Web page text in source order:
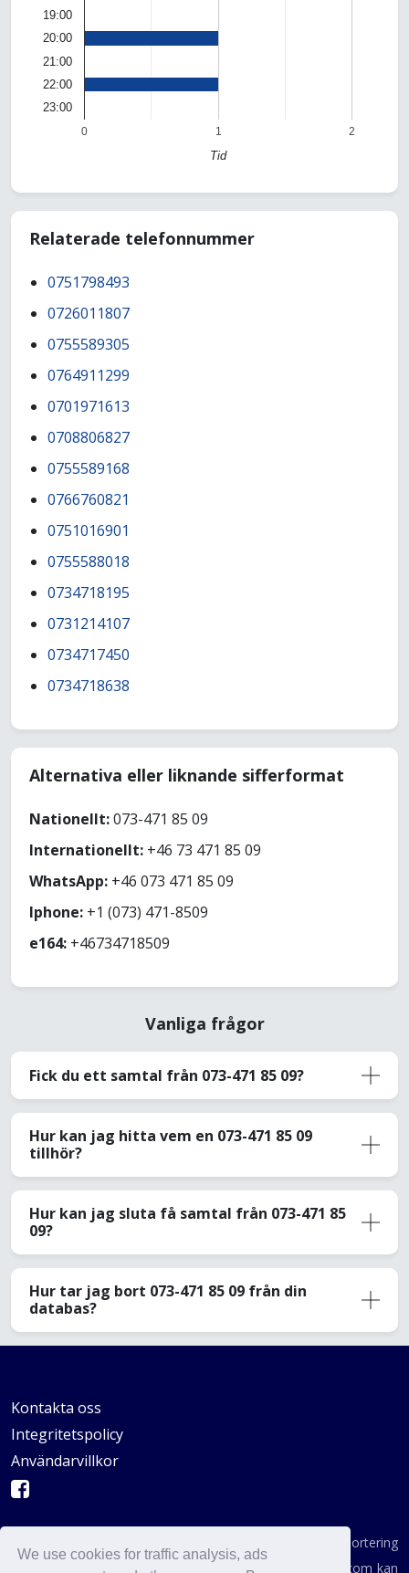
We use cookies for traffic analysis, ads
0 1 2
19:00
20:00
21:00
22:00
23:00
Tid
Relaterade telefonnummer
0751798493
0726011807
0755589305
0764911299
0701971613
0708806827
0755589168
0766760821
0751016901
0755588018
0734718195
0731214107
0734717450
0734718638
Alternativa eller liknande sifferformat
Nationellt:073-471 85 09
Internationellt: +46 73 471 85 09
WhatsApp: +46 073 471 85 09
Iphone: +1 (073) 471-8509
e164: +46734718509
Vanliga frågor
Fick du ett samtal från 073-471 85 09?
Hur kan jag hitta vem en 073-471 85 09
tillhör?
Hur kan jag sluta få samtal från 073-471 85
09?
Hur tar jag bort 073-471 85 09 från din
databas?
Kontakta oss
Integritetspolicy
Användarvillkor
AVSKYDANDE: Vi är inte en byrå för konsumentrapportering
enligt definitionen i någon statlig institution. AvoidCaller.com kan